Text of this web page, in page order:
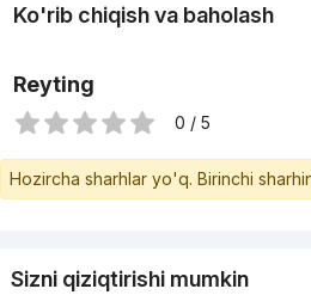
Ko'rib chiqish va baholash
Reyting
0 / 5
Hozircha sharhlar yo'q. Birinchi
Sizni qiziqtirishi mumkin